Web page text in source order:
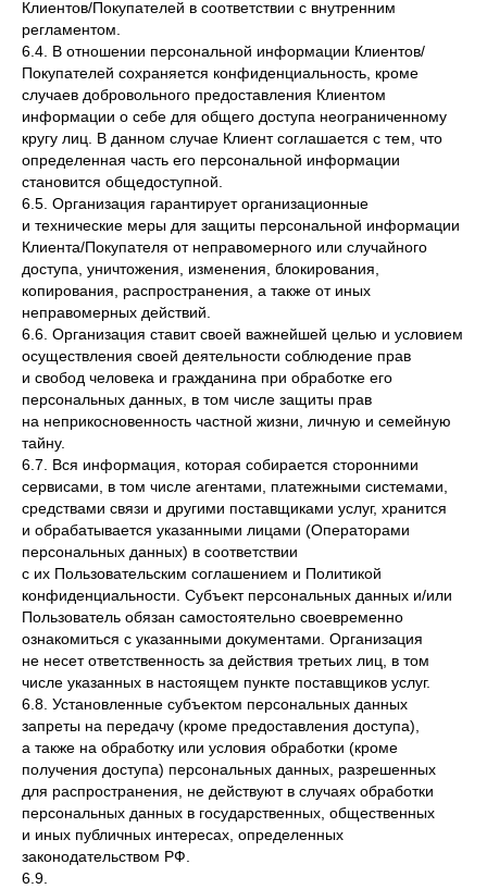
Клиентов/Покупателей в соответствии с внутренним
регламентом.
6.4. В отношении персональной информации Клиентов/
Покупателей сохраняется конфиденциальность, кроме
случаев добровольного предоставления Клиентом
информации о себе для общего доступа неограниченному
кругу лиц. В данном случае Клиент соглашается с тем, что
определенная часть его персональной информации
становится общедоступной.
6.5. Организация гарантирует организационные
и технические меры для защиты персональной информации
Клиента/Покупателя от неправомерного или случайного
доступа, уничтожения, изменения, блокирования,
копирования, распространения, а также от иных
неправомерных действий.
6.6. Организация ставит своей важнейшей целью и условием
осуществления своей деятельности соблюдение прав
и свобод человека и гражданина при обработке его
персональных данных, в том числе защиты прав
на неприкосновенность частной жизни, личную и семейную
тайну.
6.7. Вся информация, которая собирается сторонними
сервисами, в том числе агентами, платежными системами,
средствами связи и другими поставщиками услуг, хранится
и обрабатывается указанными лицами (Операторами
персональных данных) в соответствии
с их Пользовательским соглашением и Политикой
конфиденциальности. Субъект персональных данных и/или
Пользователь обязан самостоятельно своевременно
ознакомиться с указанными документами. Организация
не несет ответственность за действия третьих лиц, в том
числе указанных в настоящем пункте поставщиков услуг.
6.8. Установленные субъектом персональных данных
запреты на передачу (кроме предоставления доступа),
а также на обработку или условия обработки (кроме
получения доступа) персональных данных, разрешенных
для распространения, не действуют в случаях обработки
персональных данных в государственных, общественных
и иных публичных интересах, определенных
законодательством РФ.
6.9.